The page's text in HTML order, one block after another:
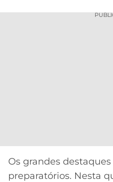
Os grandes
preparatórios. Nesta